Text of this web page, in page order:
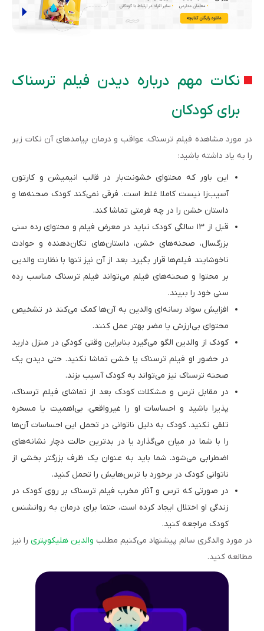
نکات مهم درباره دیدن فیلم ترسناک
برای کودکان
در مورد مشاهده فیلم ترسناک، عواقب و درمان پیامدهای آن نکات زیر
را به یاد داشته باشید:
این باور که محتوای خشونت‌بار در قالب انیمیشن و کارتون
آسیب‌زا نیست کاملا غلط است. فرقی نمی‌کند کودک صحنه‌ها و
داستان خشن را در چه فرمتی تماشا کند.
قبل از ۱۳ سالگی کودک نباید در معرض فیلم و محتوای رده سنی
بزرگسال، صحنه‌های خشن، داستان‌های تکان‌دهنده و حوادث
ناخوشایند فیلم‌ها قرار بگیرد. بعد از آن نیز تنها با نظارت والدین
بر محتوا و صحنه‌های فیلم می‌تواند فیلم ترسناک مناسب رده
سنی خود را ببیند.
افزایش سواد رسانه‌ای والدین به آن‌ها کمک می‌کند در تشخیص
محتوای بی‌ارزش یا مضر بهتر عمل کنند.
کودک از والدین الگو می‌گیرد بنابراین وقتی کودکی در منزل دارید
در حضور او فیلم ترسناک یا خشن تماشا نکنید. حتی دیدن یک
صحنه ترسناک نیز می‌تواند به کودک آسیب بزند.
در مقابل ترس و مشکلات کودک بعد از تماشای فیلم ترسناک،
پذیرا باشید و احساسات او را غیرواقعی، بی‌اهمیت یا مسخره
تلقی نکنید. کودک به دلیل ناتوانی در تحمل این احساسات آن‌ها
را با شما در میان می‌گذارد یا در بدترین حالت دچار نشانه‌های
اضطرابی می‌شود. شما باید به عنوان یک ظرف بزرگتر بخشی از
ناتوانی کودک در برخورد با ترس‌هایش را تحمل کنید.
در صورتی که ترس و آثار مخرب فیلم ترسناک بر روی کودک در
زندگی او اختلال ایجاد کرده است، حتما برای درمان به روانشنس
کودک مراجعه کنید.
در مورد والدگری سالم پیشنهاد می‌کنیم مطلب والدین هلیکوپتری را نیز
مطالعه کنید.